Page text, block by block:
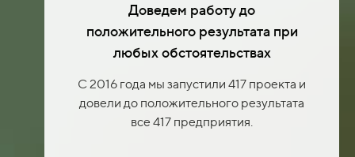
Доведем работу до
положительного результата при
любых обстоятельствах
С 2016 года мы запустили 417 проекта и
довели до положительного результата
все 417 предприятия.